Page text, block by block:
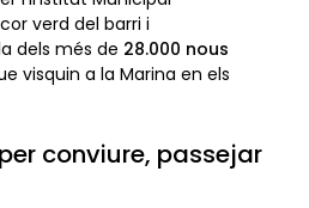
verd del barri i
dels més de 28.000 nous
visquin a la Marina en els
conviure, passejar